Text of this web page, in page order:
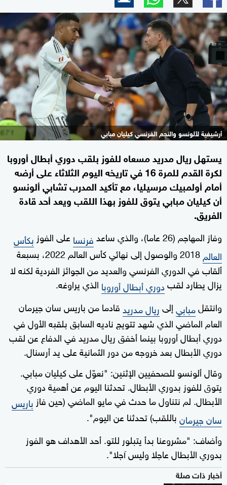
أرشيفية لألونسو والنجم الفرنسي كيليان مبابي
يستهل ريال مدريد مسعاه للفوز بلقب دوري أبطال أوروبا
لكرة القدم للمرة 16 في تاريخه اليوم الثلاثاء على أرضه
أمام أولمبيك مرسيليا، مع تأكيد المدرب تشابي ألونسو
أن كيليان مبابي يتوق للفوز بهذا اللقب ويعد أحد قادة
الفريق.
وفاز المهاجم (26 عاما)، والذي ساعد فرنسا على الفوز بكأس
العالم
2018 والوصول إلى نهائي كأس العالم 2022، بسبعة
ألقاب في الدوري الفرنسي والعديد من الجوائز الفردية لكنه لا
يزال يطارد لقبدوري أبطال أوروبا الذي يراوغه.
وانتقلمبابيإلىريال مدريدقادما من باريس سان جيرمان
العام الماضي الذي شهد تتويج ناديه السابق بلقبه الأول في
دوري أبطال أوروبا بينما أخفق ريال مدريد في الدفاع عن لقب
دوري الأبطال بعد خروجه من دور الثمانية على يد أرسنال.
وقال ألونسو للصحفيين الإثنين: "نعوّل على كيليان مبابي.
يتوق للفوز بدوري الأبطال. تحدثنا اليوم عن أهمية دوري
الأبطال. لم نتناول ما حدث في مايو الماضي (حين فاز باريس
سان جيرمانباللقب) تحدثنا عن اليوم".
وأضاف: "مشروعنا بدأ يتبلور للتو. أحد الأهداف هو الفوز
بدوري الأبطال عاجلا وليس آجلا".
أخبار ذات صلة